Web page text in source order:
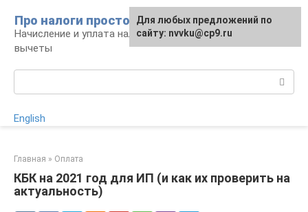
контенту
Про налоги просто
Начисление и уплата налогов, налоговые
вычеты
English
Главная » Оплата
КБК на 2021 год для ИП (и как их проверить на
актуальность)
Для любых предложений по
сайту: nvvku@cp9.ru